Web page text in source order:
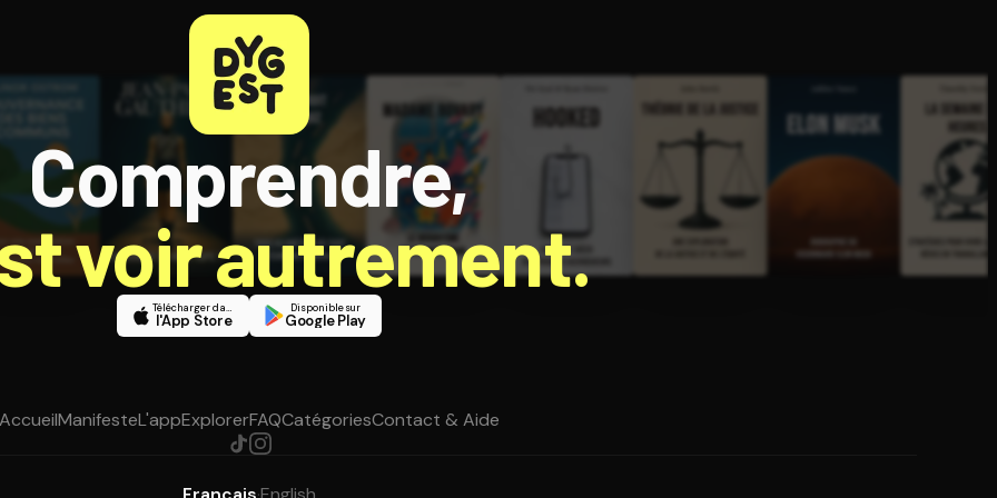
Comprendre,
voir autrement.
Télécharger dans
l'App Store
Disponible sur
Google Play
AccueilManifesteL'appExplorerFAQCatégoriesContact & Aide